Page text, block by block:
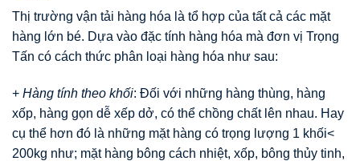
Thị trường vận tải hàng hóa là tổ hợp của tất cả các mặt
hàng lớn bé. Dựa vào đặc tính hàng hóa mà đơn vị Trọng
Tấn có cách thức phân loại hàng hóa như sau:
+ Hàng tính theo khối: Đối với những hàng thùng, hàng
xốp, hàng gọn dễ xếp dở, có thể chồng chất lên nhau. Hay
cụ thể hơn đó là những mặt hàng có trọng lượng 1 khối<
200kg như; mặt hàng bông cách nhiệt, xốp, bông thủy tinh,